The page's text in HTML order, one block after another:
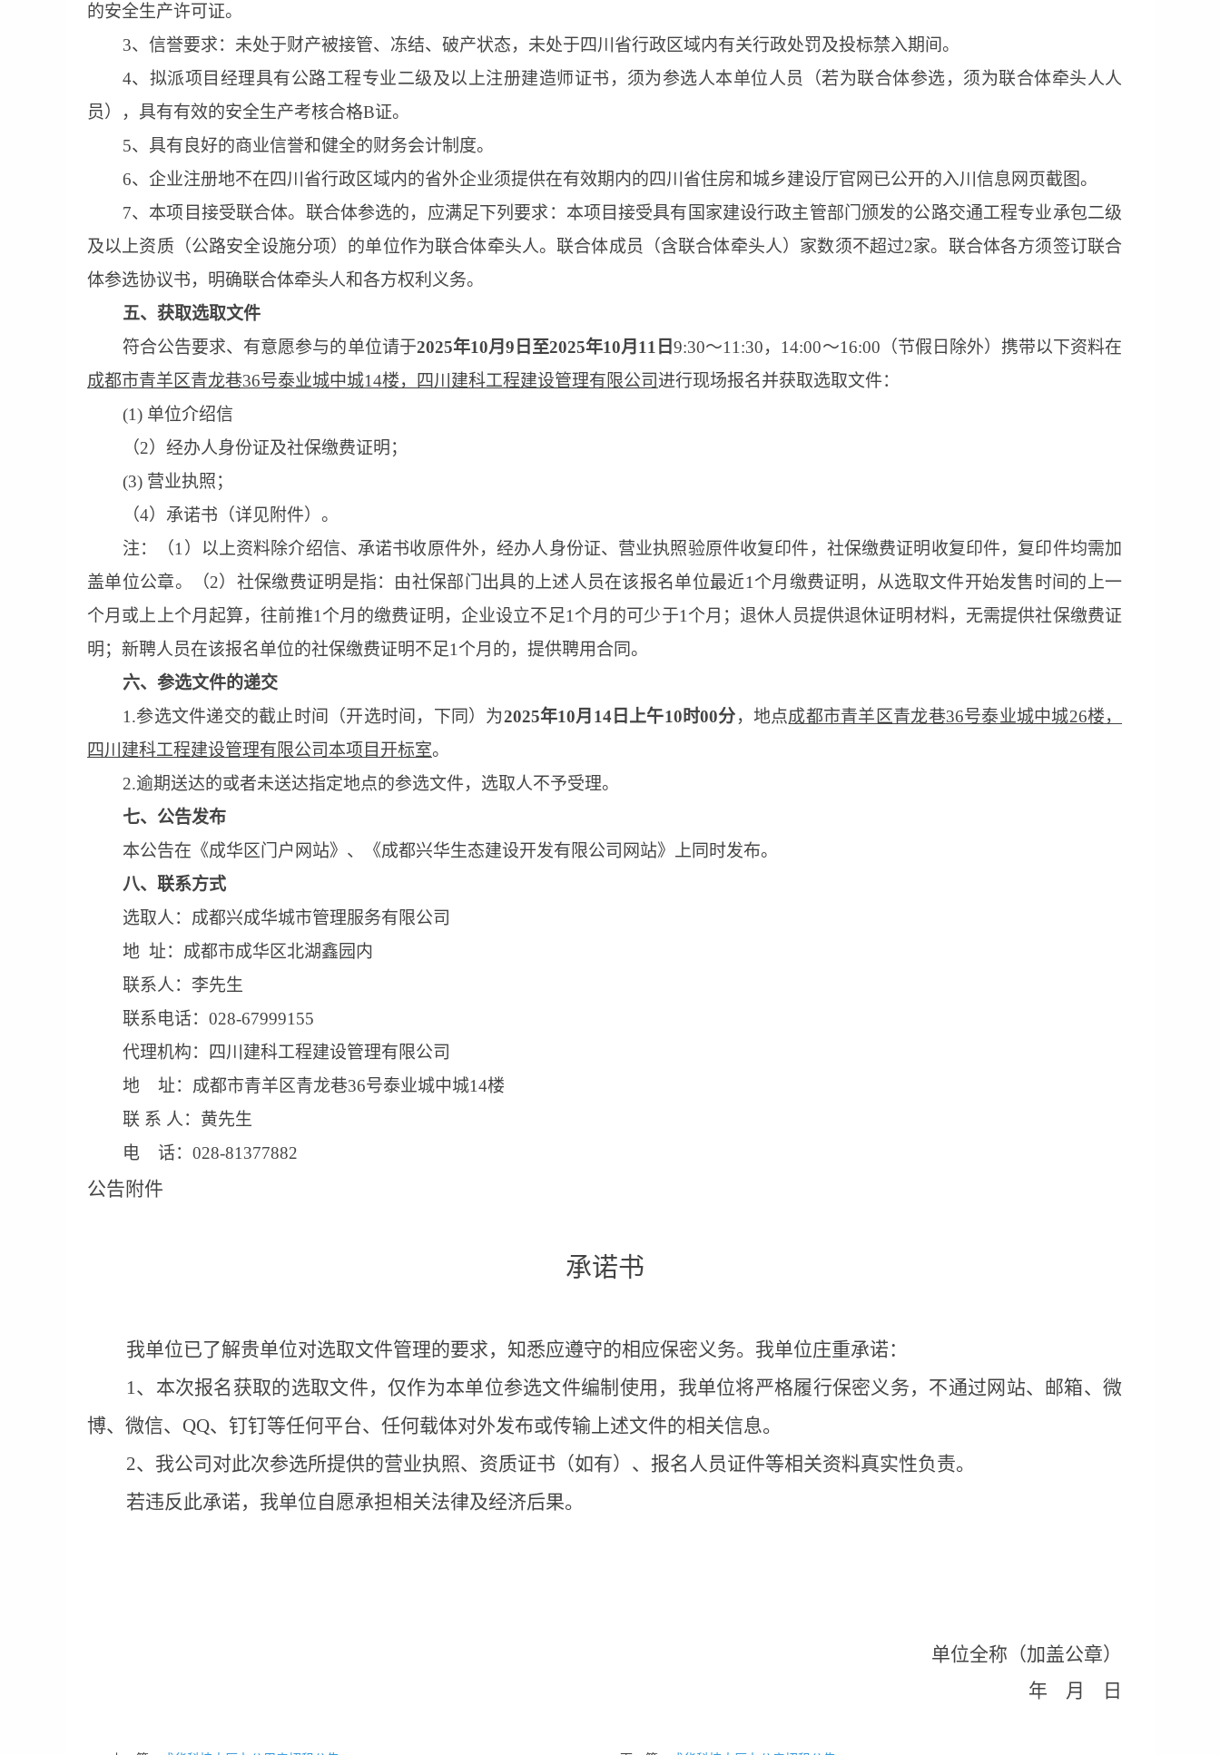
的安全生产许可证。
3、信誉要求：未处于财产被接管、冻结、破产状态，未处于四川省行政区域内有关行政处罚及投标禁入期间。
4、 拟派项目经理具有公路工程专业二级及以上注册建造师证书 ， 须为参选人本单位人员（若为联合体参选，须为联合体牵头人人
员），具有有效的安全生产考核合格B证。
5、具有良好的商业信誉和健全的财务会计制度。
6、 企业注册地不在四川省行政区域内的省外企业须提供在有效期内的四川省住房和城乡建设厅官网已公开的入川信息网页截图。
7、本项目接受联合体。联合体参选的，应满足下列要求：本项目接受具有国家建设行政主管部门颁发的公路交通工程专业承包二级
及以上资质（公路安全设施分项）的单位作为联合体牵头人。联合体成员（含联合体牵头人）家数须不超过2家。联合体各方须签订联合
体参选协议书，明确联合体牵头人和各方权利义务。
五、获取选取文件
符合公告要求、有意愿参与的单位请于2025年10月 9 日至2025年10月 11 日9:30～1 1 :30， 14:00～16:00（节假日除外）携带以下资料在
成都市青羊区青龙巷36号泰业城中城14楼，四川建科工程建设管理有限公司 进行现场报名并获取选取文件：
(1) 单位介绍信
（2）经办人身份证及社保缴费证明；
(3) 营业执照；
（4）承诺书（详见附件）。
注：（1）以上资料除介绍信、承诺书收原件外，经办人身份证、营业执照验原件收复印件，社保缴费证明收复印件，复印件均需加
盖单位公章。（2）社保缴费证明是指：由社保部门出具的上述人员在该报名单位最近1个月缴费证明，从选取文件开始发售时间的上一
个月或上上个月起算，往前推1个月的缴费证明，企业设立不足1个月的可少于1个月；退休人员提供退休证明材料，无需提供社保缴费证
明；新聘人员在该报名单位的社保缴费证明不足1个月的，提供聘用合同。
六、参选文件的递交
1.参选文件递交的截止时间（开选时间，下同）为2025年10月 14日上午10时00分，地点成都市青羊区青龙巷36号泰业城中城26楼，
四川建科工程建设管理有限公司本项目开标室。
2.逾期送达的或者未送达指定地点的参选文件，选取人不予受理。
七、公告发布
本公告在《成华区门户网站》、《成都兴华生态建设开发有限公司 网站》上同时发布。
八、联系方式
选取人： 成都兴成华城市管理服务有限公司
地 址：成都市成华区北湖鑫园内
联系人： 李先生
联系电话： 028-67999155
代理机构：四川建科工程建设管理有限公司
地
址：成都市青羊区青龙巷36号泰业城中城14楼
联 系 人： 黄先生
电
话： 028-81377882
公告附件
承诺书
我单位已了解贵单位对选取文件管理的要求，知悉应遵守的相应保密义务。我单位庄重承诺：
1、 本次报名获取的选取文件，仅作为本单位参选文件编制使用，我单位将严格履行保密义务，不通过网站、邮箱、微
博、微信、 QQ、钉钉等任何平台、任何载体对外发布或传输上述文件的相关信息。
2、 我公司对此次参选所提供的营业执照、资质证书（如有）、报名人员证件等相关资料真实性负责。
若违反此承诺，我单位自愿承担相关法律及经济后果。
单位全称（加盖公章）
年
月 日